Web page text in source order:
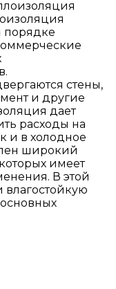
порядке
стены,
и другие
дает
расходы на
и в холодное
широкий
имеет
В этой
влагостойкую